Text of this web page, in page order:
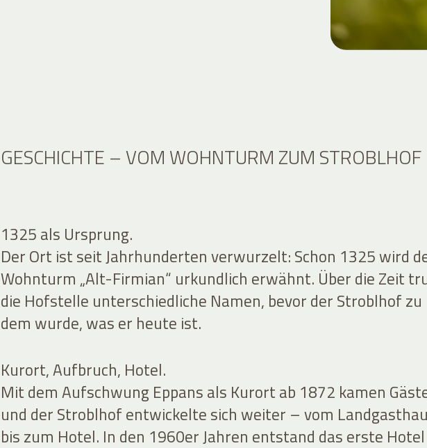
GESCHICHTE – VOM WOHNTURM ZUM STROBLHOF
1325 als Ursprung.
Der Ort ist seit Jahrhunderten verwurzelt: Schon 1325 wird
Wohnturm „Alt-Firmian“ urkundlich erwähnt. Über die Zeit
die Hofstelle unterschiedliche Namen, bevor der Stroblhof zu
dem wurde, was er heute ist.
Kurort, Aufbruch, Hotel.
Mit dem Aufschwung Eppans als Kurort ab 1872 kamen
und der Stroblhof entwickelte sich weiter – vom
bis zum Hotel. In den 1960er Jahren entstand das erste Hotel